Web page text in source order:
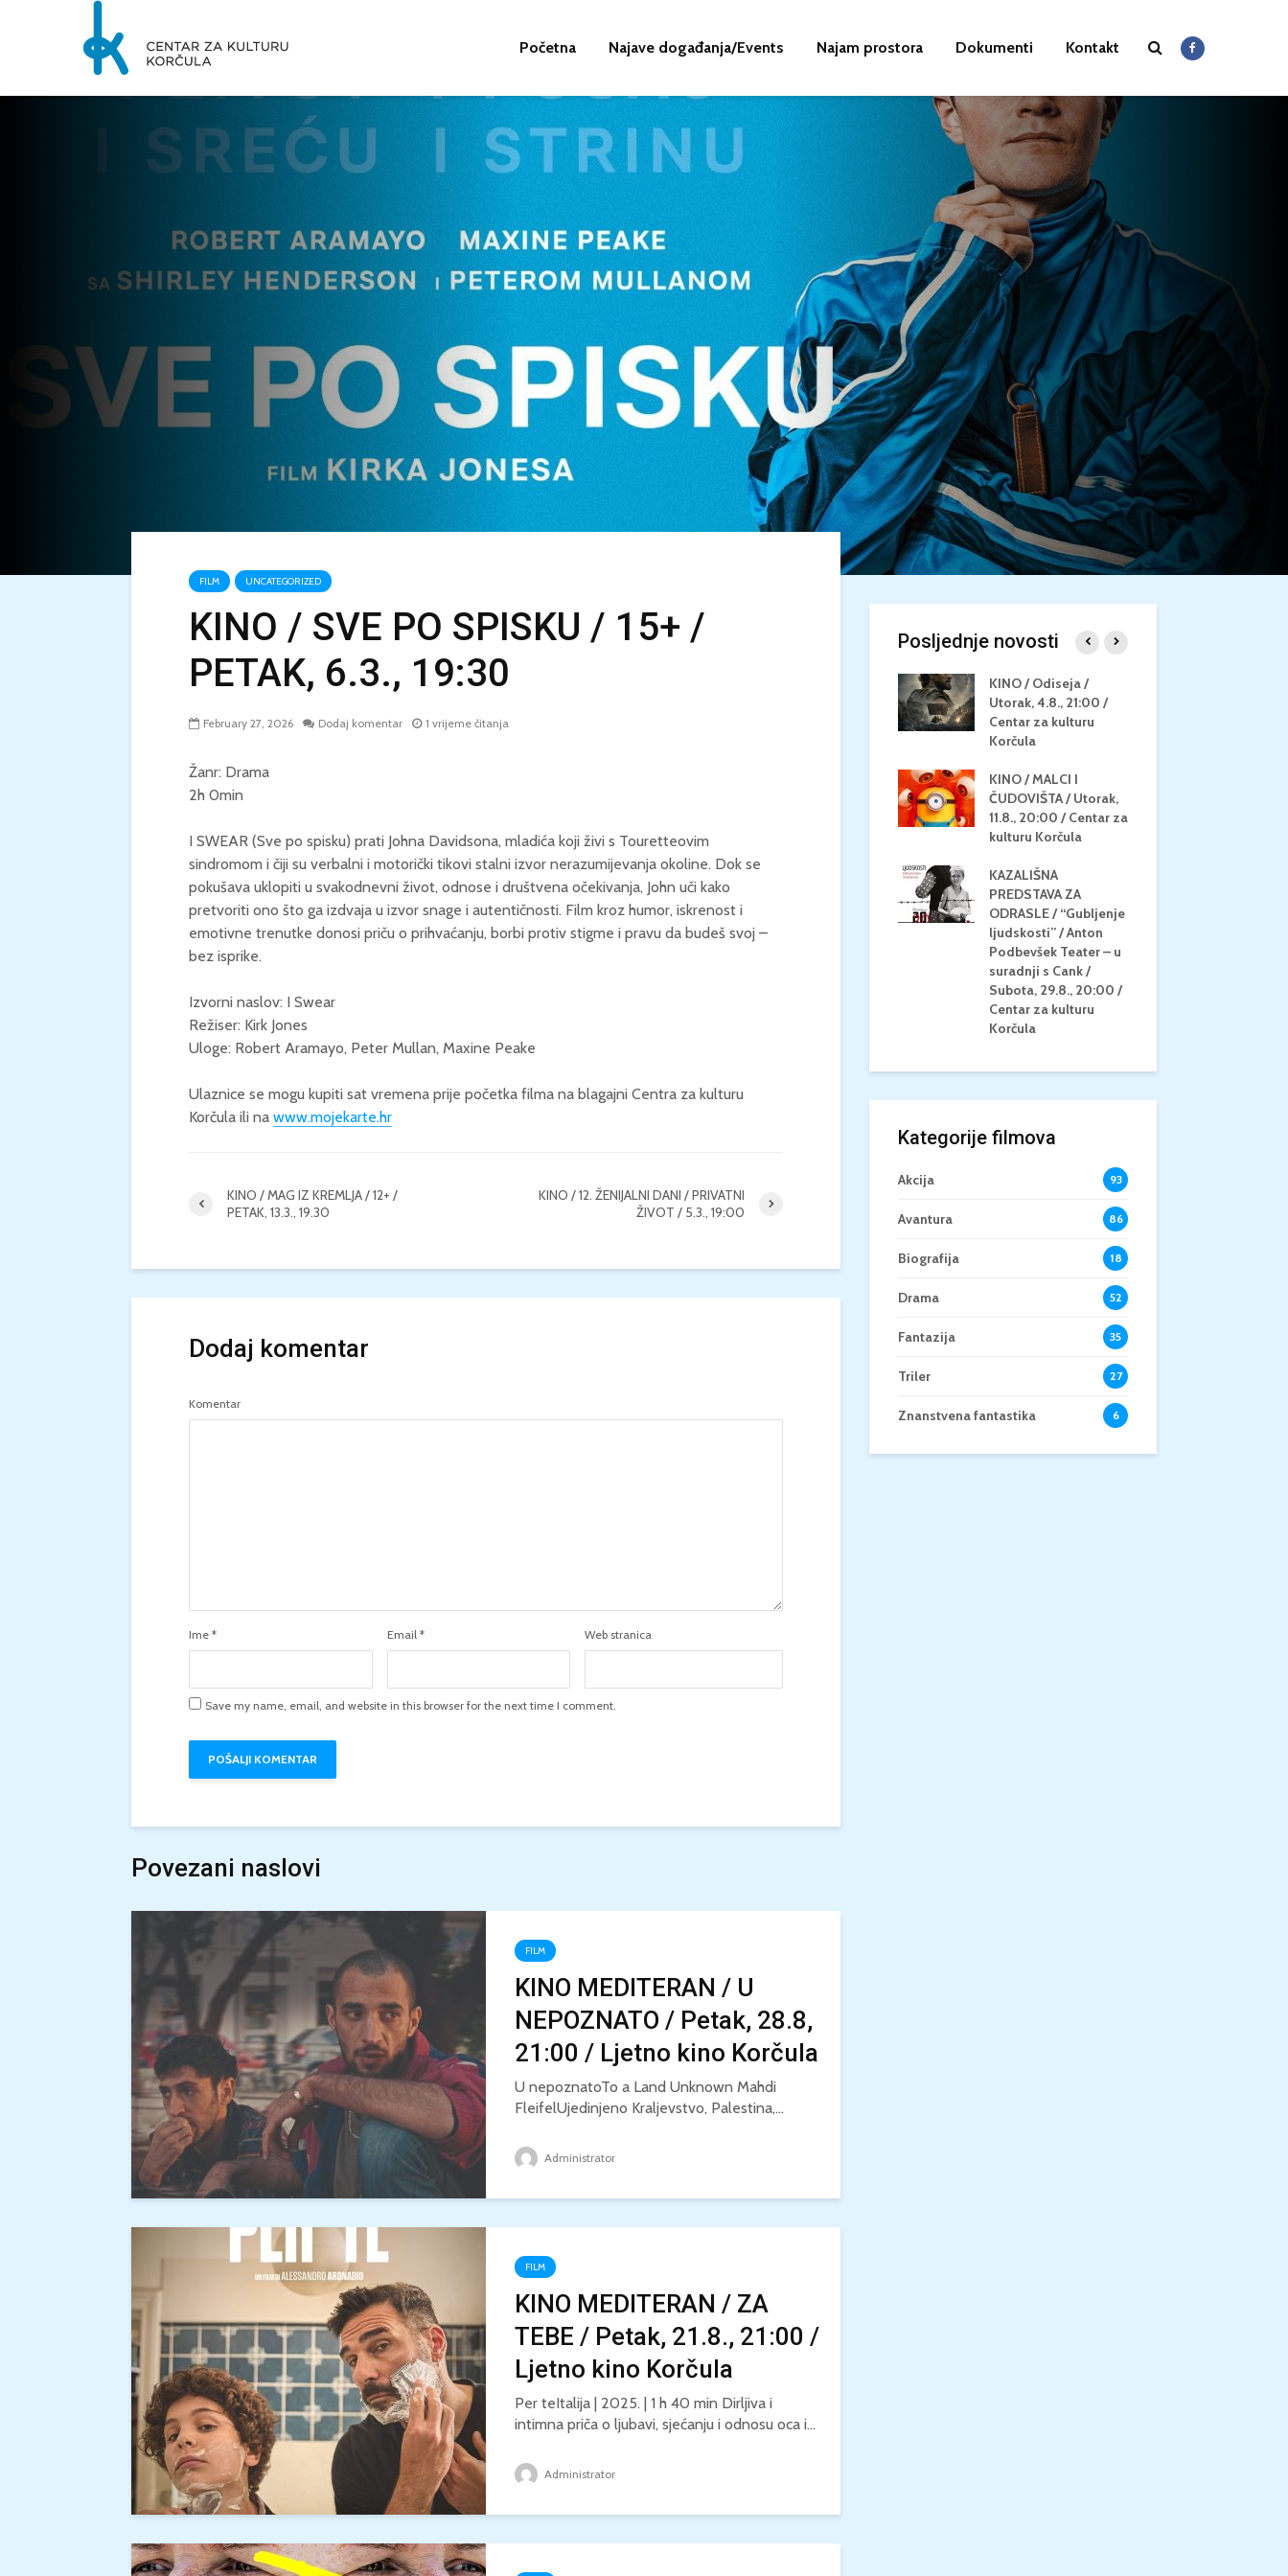
Početna Najave događanja/Events Najam prostora Dokumenti Kontakt
FILM UNCATEGORIZED
KINO / SVE PO SPISKU / 15+ /
PETAK, 6.3., 19:30
February 27, 2026 Dodaj komentar 1 vrijeme čitanja
Žanr: Drama
2h 0min
I SWEAR (Sve po spisku) prati Johna Davidsona, mladića koji živi s Touretteovim
sindromom i čiji su verbalni i motorički tikovi stalni izvor nerazumijevanja okoline. Dok se
pokušava uklopiti u svakodnevni život, odnose i društvena očekivanja, John uči kako
pretvoriti ono što ga izdvaja u izvor snage i autentičnosti. Film kroz humor, iskrenost i
emotivne trenutke donosi priču o prihvaćanju, borbi protiv stigme i pravu da budeš svoj –
bez isprike.
Izvorni naslov: I Swear
Režiser: Kirk Jones
Uloge: Robert Aramayo, Peter Mullan, Maxine Peake
Ulaznice se mogu kupiti sat vremena prije početka filma na blagajni Centra za kulturu
Korčula ili na www.mojekarte.hr
KINO / MAG IZ KREMLJA / 12+ /
PETAK, 13.3., 19.30
KINO / 12. ŽENIJALNI DANI / PRIVATNI
ŽIVOT / 5.3., 19:00
Dodaj komentar
Komentar
Ime * Email* Web stranica
Save my name, email, and website in this browser for the next time I comment.
Povezani naslovi
FILM
KINO MEDITERAN / U
NEPOZNATO / Petak, 28.8,
21:00 / Ljetno kino Korčula
U nepoznatoTo a Land Unknown Mahdi
FleifelUjedinjeno Kraljevstvo, Palestina,...
Administrator
FILM
KINO MEDITERAN / ZA
TEBE / Petak, 21.8., 21:00 /
Ljetno kino Korčula
Per teItalija | 2025. | 1 h 40 min Dirljiva i
intimna priča o ljubavi, sjećanju i odnosu oca i...
Administrator
Posljednje novosti
Centar za kulturu
Korčula / 12+
KONCERT KLASIČNE
GLAZBE / Marin Limić i
Neli Šestanović /
21:00 / Centar za
KINO / Odiseja /
Utorak, 4.8., 21:00 /
Centar za kulturu
Korčula
KINO / MALCI I
ČUDOVIŠTA / Utorak,
11.8., 20:00 / Centar za
kulturu Korčula
KAZALIŠNA
PREDSTAVA ZA
ODRASLE / “Gubljenje
ljudskosti” / Anton
Podbevšek Teater – u
suradnji s Cank /
Subota, 29.8., 20:00 /
Centar za kulturu
Korčula
Kategorije filmova
Akcija 93
Avantura 86
Biografija 18
Drama 52
Fantazija 35
Triler 27
Znanstvena fantastika 6